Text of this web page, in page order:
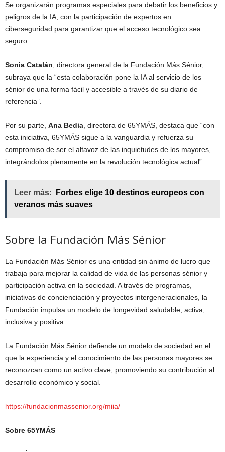
Se organizarán programas especiales para debatir los beneficios y
peligros de la IA, con la participación de expertos en
ciberseguridad para garantizar que el acceso tecnológico sea
seguro.
Sonia Catalán , directora general de la Fundación Más Sénior,
subraya que la “esta colaboración pone la IA al servicio de los
sénior de una forma fácil y accesible a través de su diario de
referencia”.
Por su parte, Ana Bedia , directora de 65YMÁS, destaca que “con
esta iniciativa, 65YMÁS sigue a la vanguardia y refuerza su
compromiso de ser el altavoz de las inquietudes de los mayores,
integrándolos plenamente en la revolución tecnológica actual”.
Leer más:
Forbes elige 10 destinos europeos con
veranos más suaves
Sobre la Fundación Más Sénior
La Fundación Más Sénior es una entidad sin ánimo de lucro que
trabaja para mejorar la calidad de vida de las personas sénior y
participación activa en la sociedad. A través de programas,
iniciativas de concienciación y proyectos intergeneracionales, la
Fundación impulsa un modelo de longevidad saludable, activa,
inclusiva y positiva.
La Fundación Más Sénior defiende un modelo de sociedad en el
que la experiencia y el conocimiento de las personas mayores se
reconozcan como un activo clave, promoviendo su contribución al
desarrollo económico y social.
https://fundacionmassenior.org/miia/
Sobre 65YMÁS